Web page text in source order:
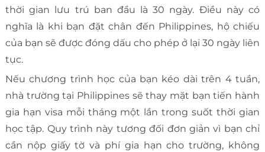
thời gian lưu trú ban đầu là 30 ngày. Điều này có
nghĩa là khi bạn đặt chân đến Philippines, hộ chiếu
của bạn sẽ được đóng dấu cho phép ở lại 30 ngày liên
tục.
Nếu chương trình học của bạn kéo dài trên 4 tuần,
nhà trường tại Philippines sẽ thay mặt bạn tiến hành
gia hạn visa mỗi tháng một lần trong suốt thời gian
học tập. Quy trình này tương đối đơn giản vì bạn chỉ
cần nộp giấy tờ và phí gia hạn cho trường, không